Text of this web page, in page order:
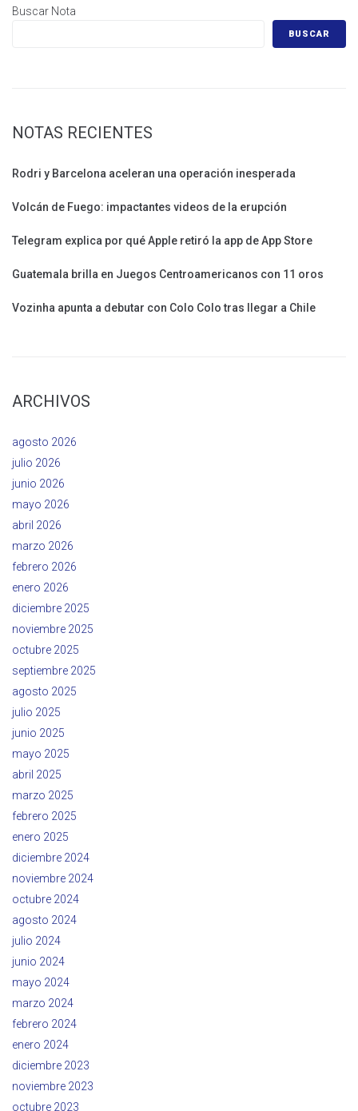
Buscar Nota
BUSCAR
NOTAS RECIENTES
Rodri y Barcelona aceleran una operación inesperada
Volcán de Fuego: impactantes videos de la erupción
Telegram explica por qué Apple retiró la app de App Store
Guatemala brilla en Juegos Centroamericanos con 11 oros
Vozinha apunta a debutar con Colo Colo tras llegar a Chile
ARCHIVOS
agosto 2026
julio 2026
junio 2026
mayo 2026
abril 2026
marzo 2026
febrero 2026
enero 2026
diciembre 2025
noviembre 2025
octubre 2025
septiembre 2025
agosto 2025
julio 2025
junio 2025
mayo 2025
abril 2025
marzo 2025
febrero 2025
enero 2025
diciembre 2024
noviembre 2024
octubre 2024
agosto 2024
julio 2024
junio 2024
mayo 2024
marzo 2024
febrero 2024
enero 2024
diciembre 2023
noviembre 2023
octubre 2023